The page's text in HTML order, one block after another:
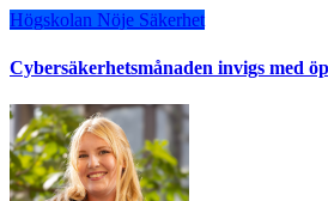
Högskolan Nöje Säkerhet
Cybersäkerhetsmånaden invigs med